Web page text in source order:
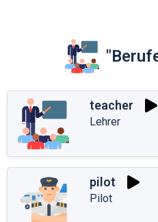
teacher
Lehrer
pilot
Pilot